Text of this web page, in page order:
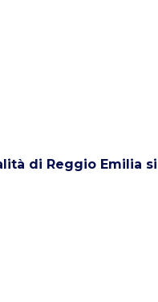
di Reggio Emilia